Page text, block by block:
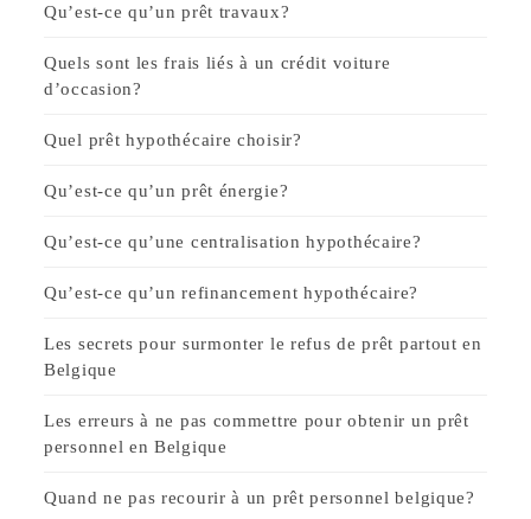
Qu’est-ce qu’un prêt travaux?
Quels sont les frais liés à un crédit voiture
d’occasion?
Quel prêt hypothécaire choisir?
Qu’est-ce qu’un prêt énergie?
Qu’est-ce qu’une centralisation hypothécaire?
Qu’est-ce qu’un refinancement hypothécaire?
Les secrets pour surmonter le refus de prêt partout en
Belgique
Les erreurs à ne pas commettre pour obtenir un prêt
personnel en Belgique
Quand ne pas recourir à un prêt personnel belgique?